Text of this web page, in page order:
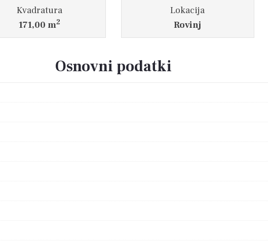
Kvadratura
171,00 m2
Lokacija
Rovinj
Osnovni podatki